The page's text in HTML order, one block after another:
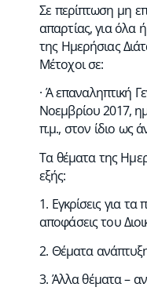
Σε περίπτωση μη
απαρτίας, για όλα
της Ημερήσιας
Μέτοχοι σε:
· Ά επαναληπτική
Νοεμβρίου 2017,
π.μ., στον ίδιο ως
Τα θέματα της
εξής:
1. Εγκρίσεις για
αποφάσεις του
2. Θέματα
3. Άλλα θέματα –